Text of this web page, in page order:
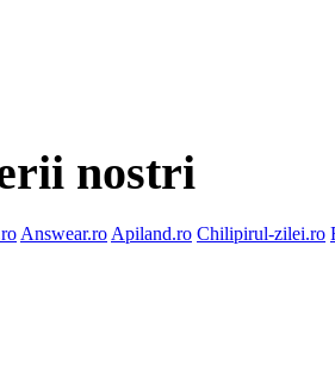
nostri
Answear.ro Apiland.ro Chilipirul-zilei.ro